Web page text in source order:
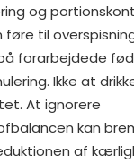
og
til
forarbejdede
Ikke at
At ignorere
kan
af